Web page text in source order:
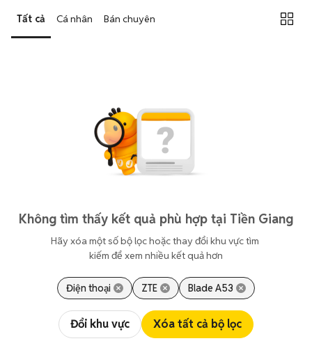
Tất cả Cá nhân Bán chuyên
Không tìm thấy kết quả phù hợp tại Tiền Giang
Hãy xóa một số bộ lọc hoặc thay đổi khu vực tìm
kiếm để xem nhiều kết quả hơn
Điện thoại ZTE Blade A53
Đổi khu vực Xóa tất cả bộ lọc